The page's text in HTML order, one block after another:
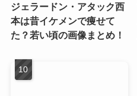
ジェラードン・アタック西
本は昔イケメンで痩せて
た？若い頃の画像まとめ！